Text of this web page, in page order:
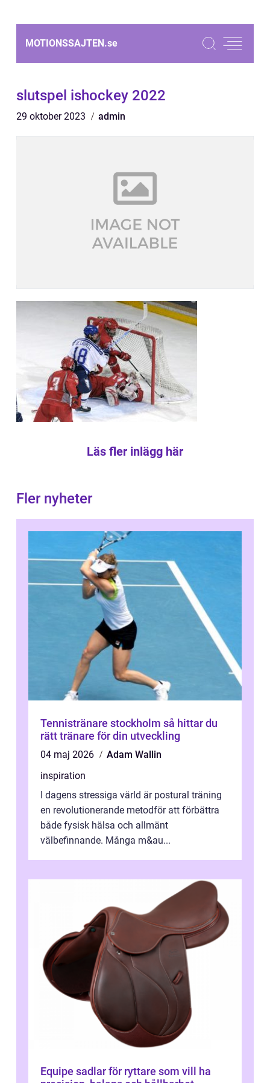
MOTIONSSAJTEN.se
slutspel ishockey 2022
29 oktober 2023 admin
Läs fler inlägg här
Fler nyheter
Tennistränare stockholm så hittar du
rätt tränare för din utveckling
04 maj 2026
Adam Wallin
inspiration
I dagens stressiga värld är postural träning
en revolutionerande metodför att förbättra
både fysisk hälsa och allmänt
välbefinnande. Många m&au...
Equipe sadlar för ryttare som vill ha